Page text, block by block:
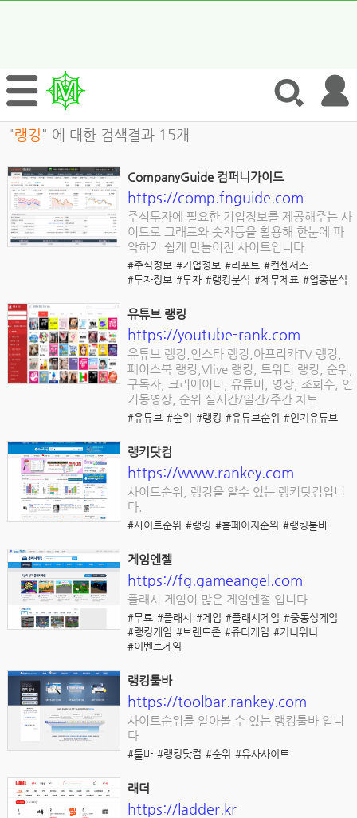
"랭킹" 에 대한 검색결과 15개
CompanyGuide 컴퍼니가이드
https://comp.fnguide.com
주식투자에 필요한 기업정보를 제공해주는 사
이트로 그래프와 숫자등을 활용해 한눈에 파
악하기 쉽게 만들어진 사이트입니다
#주식정보 #기업정보 #리포트 #컨센서스
#투자정보 #투자 #랭킹분석 #제무제표 #업종분석
유튜브 랭킹
https://youtube-rank.com
유튜브 랭킹,인스타 랭킹,아프리카TV 랭킹,
페이스북 랭킹,Vlive 랭킹, 트위터 랭킹, 순위,
구독자, 크리에이터, 유튜버, 영상, 조회수, 인
기동영상, 순위 실시간/일간/주간 차트
#유튜브 #순위 #랭킹 #유튜브순위 #인기유튜브
랭키닷컴
https://www.rankey.com
사이트순위, 랭킹을 알수 있는 랭키닷컴입니
다.
#사이트순위 #랭킹 #홈페이지순위 #랭킹툴바
게임엔젤
https://fg.gameangel.com
플래시 게임이 많은 게임엔절 입니다
#무료 #플래시 #게임 #플래시게임 #중동성게임
#랭킹게임 #브랜드존 #쥬디게임 #키니위니
#이벤트게임
랭킹툴바
https://toolbar.rankey.com
사이트순위를 알아볼 수 있는 랭킹툴바 입니
다
#툴바 #랭킹닷컴 #순위 #유사사이트
래더
https://ladder.kr